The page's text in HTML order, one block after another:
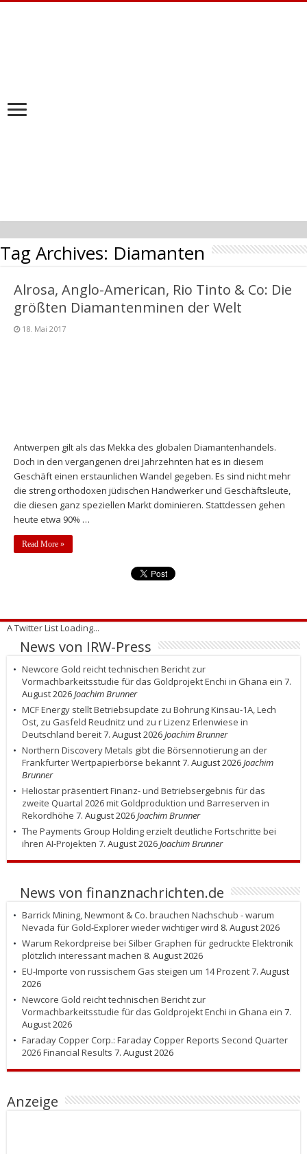
Tag Archives: Diamanten
Alrosa, Anglo-American, Rio Tinto & Co: Die
größten Diamantenminen der Welt
18. Mai 2017
Antwerpen gilt als das Mekka des globalen Diamantenhandels.
Doch in den vergangenen drei Jahrzehnten hat es in diesem
Geschäft einen erstaunlichen Wandel gegeben. Es sind nicht mehr
die streng orthodoxen jüdischen Handwerker und Geschäftsleute,
die diesen ganz speziellen Markt dominieren. Stattdessen gehen
heute etwa 90% …
Read More »
A Twitter List Loading...
News von IRW-Press
Newcore Gold reicht technischen Bericht zur
Vormachbarkeitsstudie für das Goldprojekt Enchi in Ghana ein 7.
August 2026Joachim Brunner
MCF Energy stellt Betriebsupdate zu Bohrung Kinsau-1A, Lech
Ost, zu Gasfeld Reudnitz und zu r Lizenz Erlenwiese in
Deutschland bereit7. August 2026Joachim Brunner
Northern Discovery Metals gibt die Börsennotierung an der
Frankfurter Wertpapierbörse bekannt7. August 2026Joachim
Brunner
Heliostar präsentiert Finanz- und Betriebsergebnis für das
zweite Quartal 2026 mit Goldproduktion und Barreserven in
Rekordhöhe 7. August 2026Joachim Brunner
The Payments Group Holding erzielt deutliche Fortschritte bei
ihren AI-Projekten 7. August 2026Joachim Brunner
News von finanznachrichten.de
Barrick Mining, Newmont & Co. brauchen Nachschub - warum
Nevada für Gold-Explorer wieder wichtiger wird 8. August 2026
Warum Rekordpreise bei Silber Graphen für gedruckte Elektronik
plötzlich interessant machen 8. August 2026
EU-Importe von russischem Gas steigen um 14 Prozent7. August
2026
Newcore Gold reicht technischen Bericht zur
Vormachbarkeitsstudie für das Goldprojekt Enchi in Ghana ein 7.
August 2026
Faraday Copper Corp.: Faraday Copper Reports Second Quarter
2026 Financial Results 7. August 2026
Anzeige